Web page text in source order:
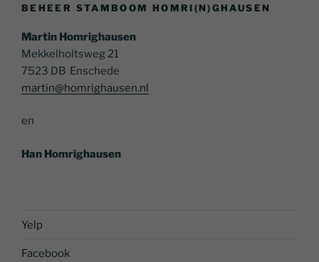
BEHEER STAMBOOM HOMRI(N)GHAUSEN
Martin Homrighausen
Mekkelholtsweg 21
7523 DB Enschede
martin@homrighausen.nl
en
Han Homrighausen
Yelp
Facebook